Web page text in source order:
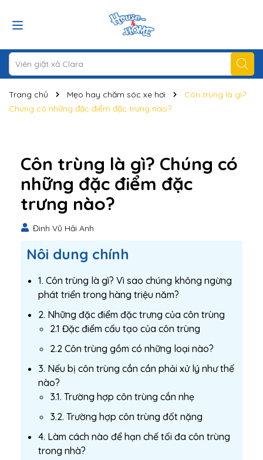
Trang chủ Mẹo hay chăm sóc xe hơi
Côn trùng là gì?
Chúng có những đặc điểm đặc trưng nào?
Côn trùng là gì? Chúng có
những đặc điểm đặc
trưng nào?
Đinh Vũ Hải Anh
Nôi dung chính
1. Côn trùng là gì? Vì sao chúng không ngừng
phát triển trong hàng triệu năm?
2. Những đặc điểm đặc trưng của côn trùng
2.1 Đặc điểm cấu tạo của côn trùng
2.2 Côn trùng gồm có những loại nào?
3. Nếu bị côn trùng cắn cần phải xử lý như thế
nào?
3.1. Trường hợp côn trùng cắn nhẹ
3.2. Trường hợp côn trùng đốt nặng
4. Làm cách nào để hạn chế tối đa côn trùng
trong nhà?